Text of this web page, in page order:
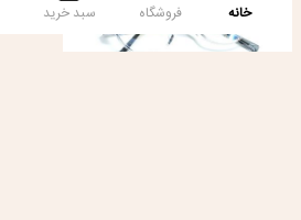
خانه فروشگاه سبد خرید